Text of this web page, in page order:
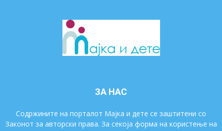
ЗА НАС
Содржините на порталот Мајка и дете се заштитени со
Законот за авторски права. За секоја форма на користење на